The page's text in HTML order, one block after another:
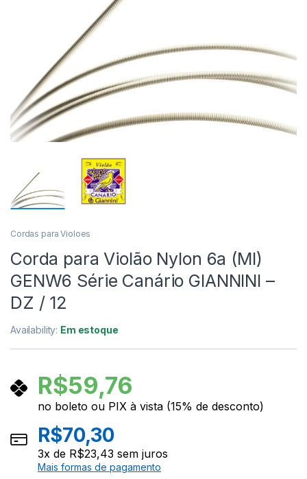
Cordas para Violoes
Corda para Violão Nylon 6a (MI)
GENW6 Série Canário GIANNINI –
DZ / 12
Availability: Em estoque
R$59,76
no boleto ou PIX à vista (15% de desconto)
R$70,30
3x de R$23,43 sem juros
Mais formas de pagamento